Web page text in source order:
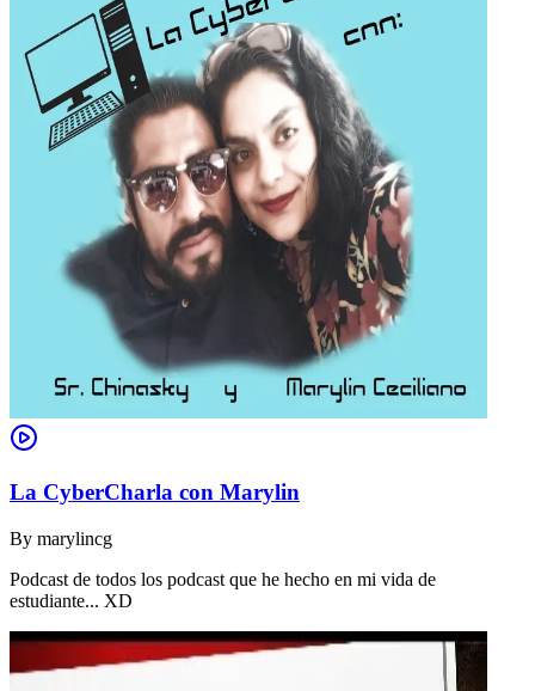
La CyberCharla con Marylin
By marylincg
Podcast de todos los podcast que he hecho en mi vida de
estudiante... XD